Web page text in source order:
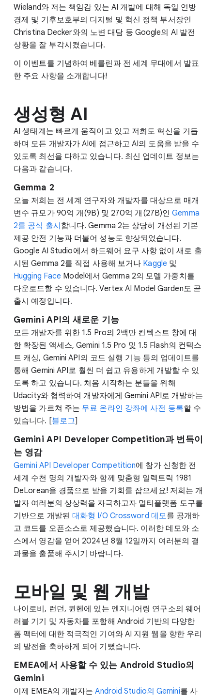
Wieland와 저는 책임감 있는 AI 개발에 대해 독일 연방
경제 및 기후보호부의 디지털 및 혁신 정책 부서장인
Christina Decker와의 노변 대담 등 Google의 AI 발전
상황을 잘 부각시켰습니다.
이 이벤트를 기념하여 베를린과 전 세계 무대에서 발표
한 주요 사항을 소개합니다!
생성형 AI
AI 생태계는 빠르게 움직이고 있고 저희도 혁신을 거듭
하며 모든 개발자가 AI에 접근하고 AI의 도움을 받을 수
있도록 최선을 다하고 있습니다. 최신 업데이트 정보는
다음과 같습니다.
Gemma 2
오늘 저희는 전 세계 연구자와 개발자를 대상으로 매개
변수 규모가 90억 개(9B) 및 270억 개(27B)인Gemma
2를 공식 출시합니다. Gemma 2는 상당히 개선된 기본
제공 안전 기능과 더불어 성능도 향상되었습니다.
Google AI Studio에서 하드웨어 요구 사항 없이 새로 출
시된 Gemma 2를 직접 사용해 보거나 Kaggle 및
Hugging Face Model에서 Gemma 2의 모델 가중치를
다운로드할 수 있습니다. Vertex AI Model Garden도 곧
출시 예정입니다.
Gemini API의 새로운 기능
모든 개발자를 위한 1.5 Pro의 2백만 컨텍스트 창에 대
한 확장된 액세스, Gemini 1.5 Pro 및 1.5 Flash의 컨텍스
트 캐싱, Gemini API의 코드 실행 기능 등의 업데이트를
통해 Gemini API로 훨씬 더 쉽고 유용하게 개발할 수 있
도록 하고 있습니다. 처음 시작하는 분들을 위해
Udacity와 협력하여 개발자에게 Gemini API로 개발하는
방법을 가르쳐 주는 무료 온라인 강좌에 사전 등록할 수
있습니다. [블로그]
Gemini API Developer Competition과 번득이
는 영감
Gemini API Developer Competition에 참가 신청한 전
세계 수천 명의 개발자와 함께 맞춤형 일렉트릭 1981
DeLorean을 경품으로 받을 기회를 잡으세요! 저희는 개
발자 여러분의 상상력을 자극하고자 멀티플랫폼 도구를
기반으로 개발된 대화형 I/O Crossword 데모를 공개하
고 코드를 오픈소스로 제공했습니다. 이러한 데모와 소
스에서 영감을 얻어 2024년 8월 12일까지 여러분의 결
과물을 출품해 주시기 바랍니다.
모바일 및 웹 개발
나이로비, 런던, 뮌헨에 있는 엔지니어링 연구소의 웨어
러블 기기 및 자동차를 포함해 Android 기반의 다양한
폼 팩터에 대한 적극적인 기여와 AI 지원 웹을 향한 우리
의 발전을 축하하게 되어 기뻤습니다.
EMEA에서 사용할 수 있는 Android Studio의
Gemini
이제 EMEA의 개발자는Android Studio의 Gemini를 사